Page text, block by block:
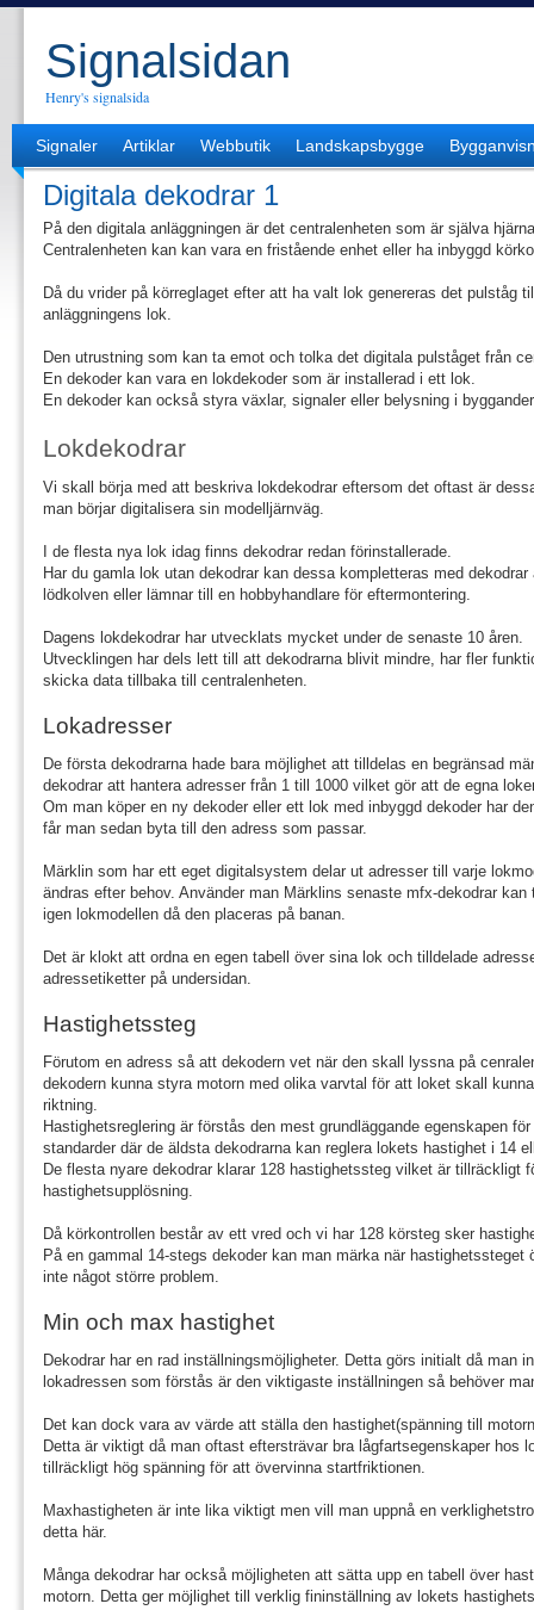
Signalsidan
Henry's signalsida
Signaler Artiklar Webbutik Landskapsbygge
Digitala dekodrar 1
På den digitala anläggningen är det centralenheten som är själva
Centralenheten kan kan vara en fristående enhet eller ha inbyggd
Då du vrider på körreglaget efter att ha valt lok genereras det pulståg
anläggningens lok.
Den utrustning som kan ta emot och tolka det digitala pulståget från
En dekoder kan vara en lokdekoder som är installerad i ett lok.
En dekoder kan också styra växlar, signaler eller belysning i
Lokdekodrar
Vi skall börja med att beskriva lokdekodrar eftersom det oftast är
man börjar digitalisera sin modelljärnväg.
I de flesta nya lok idag finns dekodrar redan förinstallerade.
Har du gamla lok utan dekodrar kan dessa kompletteras med
lödkolven eller lämnar till en hobbyhandlare för eftermontering.
Dagens lokdekodrar har utvecklats mycket under de senaste 10 åren.
Utvecklingen har dels lett till att dekodrarna blivit mindre, har fler
skicka data tillbaka till centralenheten.
Lokadresser
De första dekodrarna hade bara möjlighet att tilldelas en begränsad
dekodrar att hantera adresser från 1 till 1000 vilket gör att de egna
Om man köper en ny dekoder eller ett lok med inbyggd dekoder har
får man sedan byta till den adress som passar.
Märklin som har ett eget digitalsystem delar ut adresser till varje
ändras efter behov. Använder man Märklins senaste mfx-dekodrar
igen lokmodellen då den placeras på banan.
Det är klokt att ordna en egen tabell över sina lok och tilldelade
adressetiketter på undersidan.
Hastighetssteg
Förutom en adress så att dekodern vet när den skall lyssna på
dekodern kunna styra motorn med olika varvtal för att loket skall
riktning.
Hastighetsreglering är förstås den mest grundläggande egenskapen
standarder där de äldsta dekodrarna kan reglera lokets hastighet i 14
De flesta nyare dekodrar klarar 128 hastighetssteg vilket är tillräckligt
hastighetsupplösning.
Då körkontrollen består av ett vred och vi har 128 körsteg sker
På en gammal 14-stegs dekoder kan man märka när
inte något större problem.
Min och max hastighet
Dekodrar har en rad inställningsmöjligheter. Detta görs initialt då man
lokadressen som förstås är den viktigaste inställningen så behöver
Det kan dock vara av värde att ställa den hastighet(spänning till
Detta är viktigt då man oftast eftersträvar bra lågfartsegenskaper hos
tillräckligt hög spänning för att övervinna startfriktionen.
Maxhastigheten är inte lika viktigt men vill man uppnå en
detta här.
Många dekodrar har också möjligheten att sätta upp en tabell över
motorn. Detta ger möjlighet till verklig fininställning av lokets